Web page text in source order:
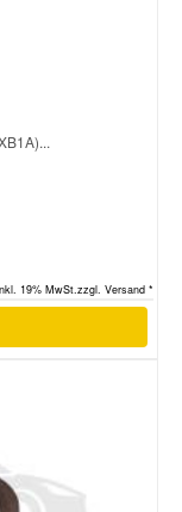
19% MwSt.zzgl. Versand *